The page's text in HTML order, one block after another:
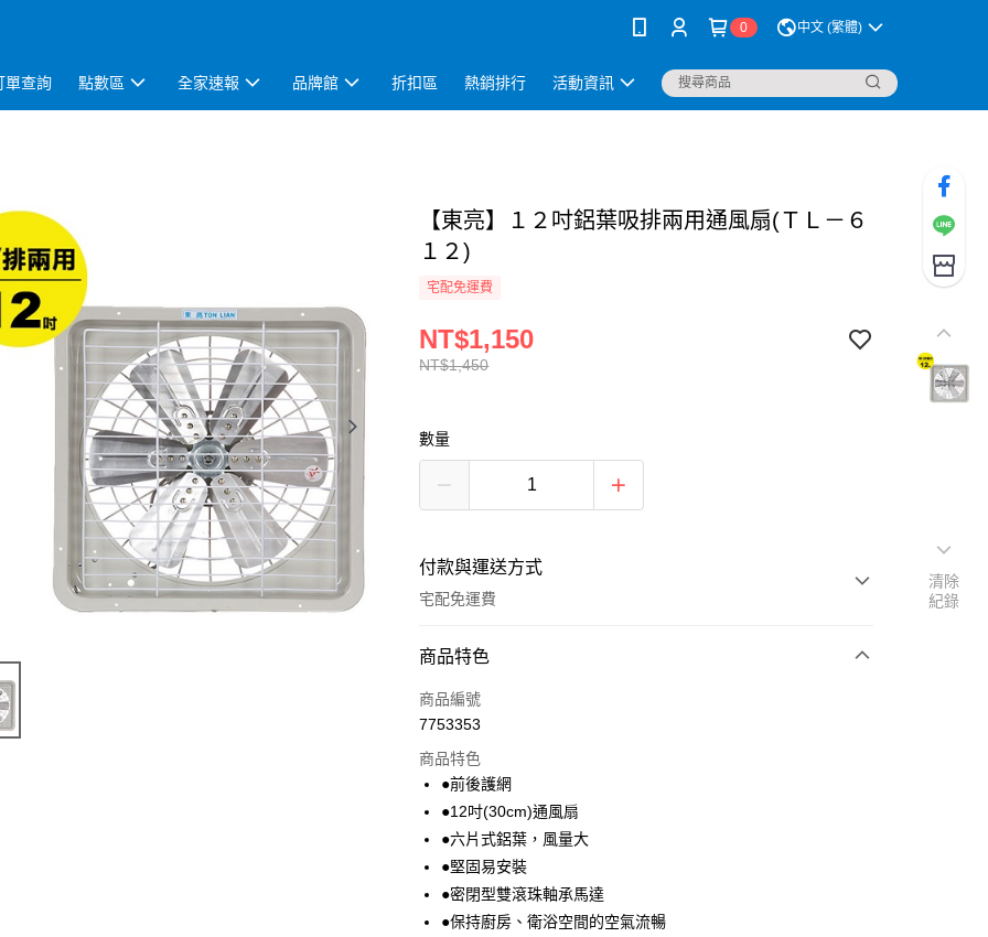
0 中文 (繁體)
單查詢 點數區 全家速報 品牌館 折扣區 熱銷排行 活動資訊
【東亮】１２吋鋁葉吸排兩用通風扇(ＴＬ－６
１２)
宅配免運費
NT$1,450
NT$1,150
數量
付款與運送方式
宅配免運費
付款方式
全家線上支付
運送方式
本島宅配-活動商品
免運費
離島宅配-常溫商品
商品特色
商品編號
7753353
商品特色
●前後護網
●12吋(30cm)通風扇
●六片式鋁葉，風量大
●堅固易安裝
●密閉型雙滾珠軸承馬達
●保持廚房、衛浴空間的空氣流暢
清除
紀錄